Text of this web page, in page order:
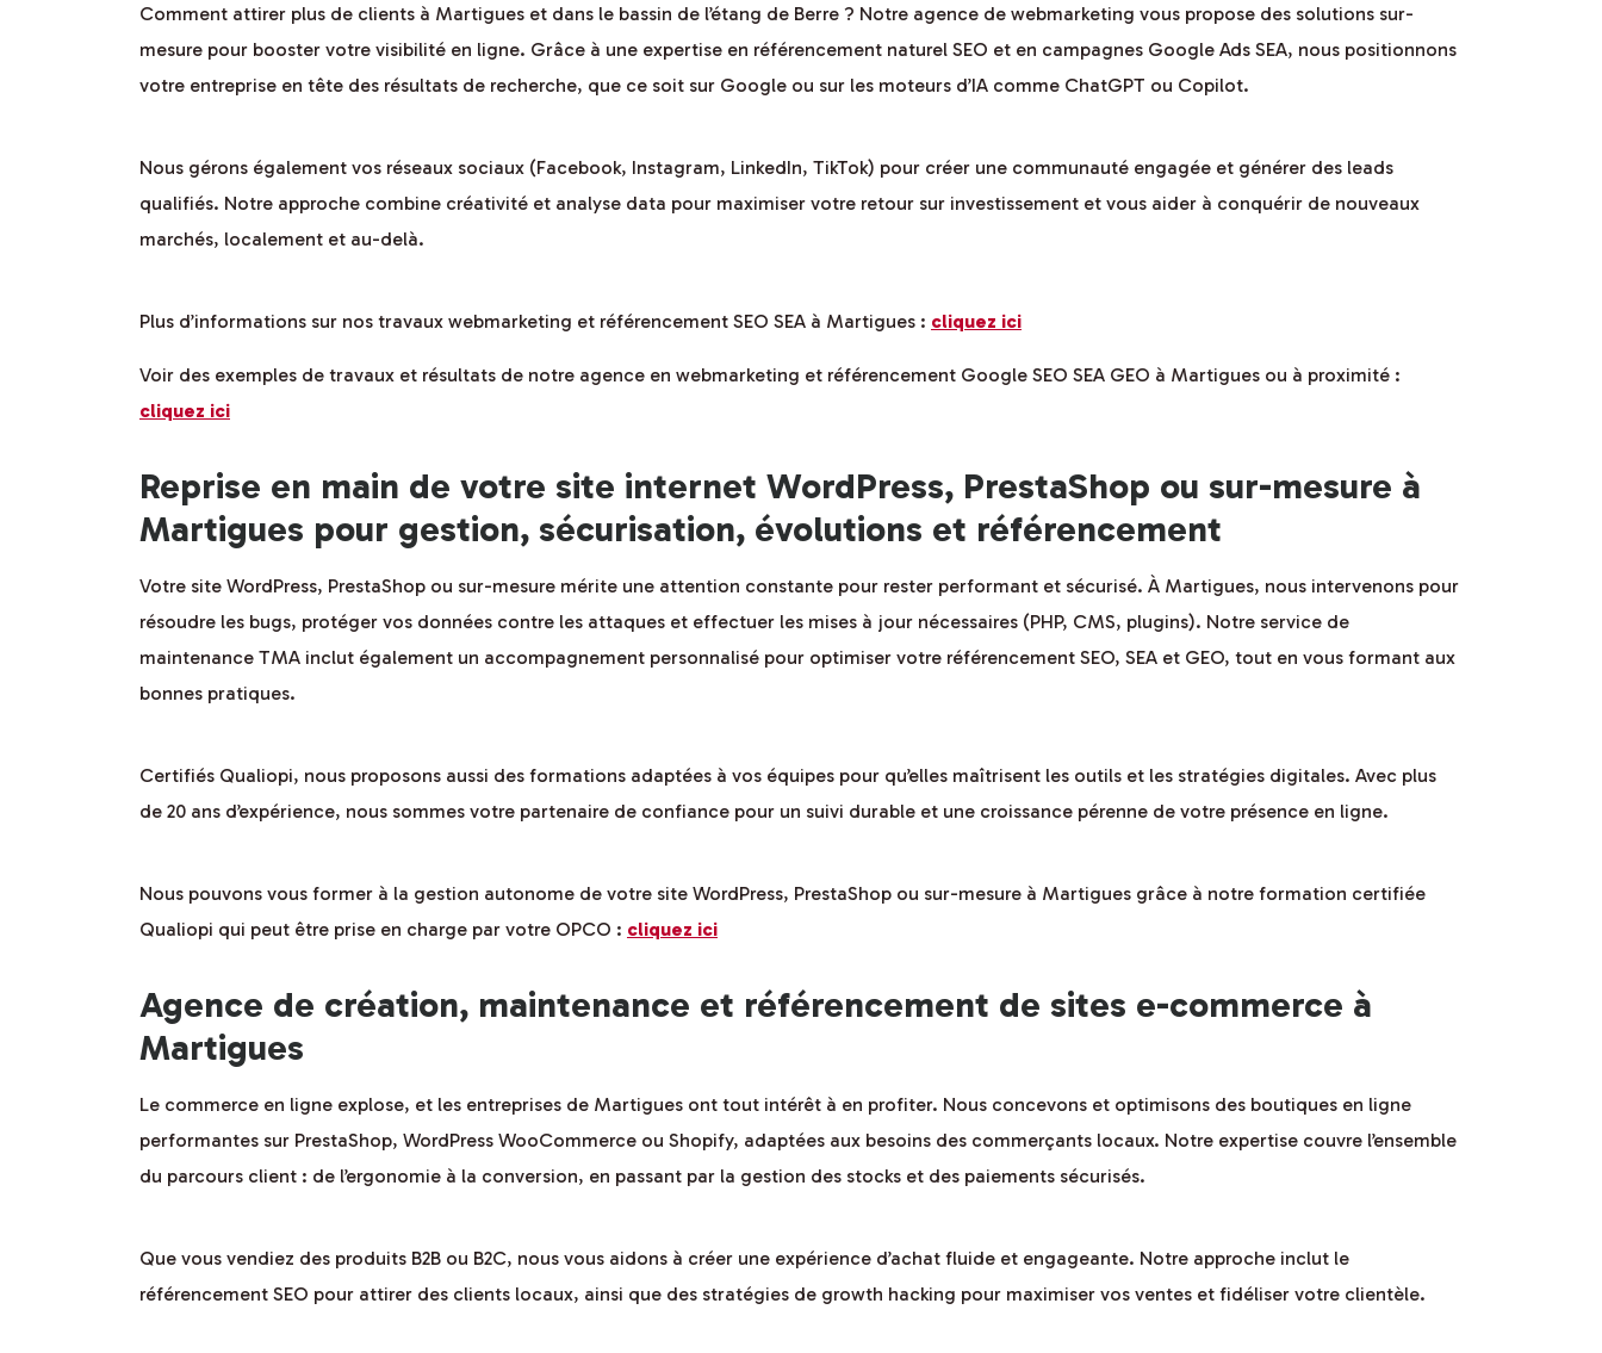
Comment attirer plus de clients à Martigues et dans le bassin de l’étang de Berre ? Notre agence de webmarketing vous propose des solutions sur-
mesure pour booster votre visibilité en ligne. Grâce à une expertise en référencement naturel SEO et en campagnes Google Ads SEA, nous positionnons
votre entreprise en tête des résultats de recherche, que ce soit sur Google ou sur les moteurs d’IA comme ChatGPT ou Copilot.
Nous gérons également vos réseaux sociaux (Facebook, Instagram, LinkedIn, TikTok) pour créer une communauté engagée et générer des leads
qualifiés. Notre approche combine créativité et analyse data pour maximiser votre retour sur investissement et vous aider à conquérir de nouveaux
marchés, localement et au-delà.
Plus d’informations sur nos travaux webmarketing et référencement SEO SEA à Martigues : cliquez ici
Voir des exemples de travaux et résultats de notre agence en webmarketing et référencement Google SEO SEA GEO à Martigues ou à proximité :
cliquez ici
Reprise en main de votre site internet WordPress, PrestaShop ou sur-mesure à
Martigues pour gestion, sécurisation, évolutions et référencement
Votre site WordPress, PrestaShop ou sur-mesure mérite une attention constante pour rester performant et sécurisé. À Martigues, nous intervenons pour
résoudre les bugs, protéger vos données contre les attaques et effectuer les mises à jour nécessaires (PHP, CMS, plugins). Notre service de
maintenance TMA inclut également un accompagnement personnalisé pour optimiser votre référencement SEO, SEA et GEO, tout en vous formant aux
bonnes pratiques.
Certifiés Qualiopi, nous proposons aussi des formations adaptées à vos équipes pour qu’elles maîtrisent les outils et les stratégies digitales. Avec plus
de 20 ans d’expérience, nous sommes votre partenaire de confiance pour un suivi durable et une croissance pérenne de votre présence en ligne.
Nous pouvons vous former à la gestion autonome de votre site WordPress, PrestaShop ou sur-mesure à Martigues grâce à notre formation certifiée
Qualiopi qui peut être prise en charge par votre OPCO : cliquez ici
Agence de création, maintenance et référencement de sites e-commerce à
Martigues
Le commerce en ligne explose, et les entreprises de Martigues ont tout intérêt à en profiter. Nous concevons et optimisons des boutiques en ligne
performantes sur PrestaShop, WordPress WooCommerce ou Shopify, adaptées aux besoins des commerçants locaux. Notre expertise couvre l’ensemble
du parcours client : de l’ergonomie à la conversion, en passant par la gestion des stocks et des paiements sécurisés.
Que vous vendiez des produits B2B ou B2C, nous vous aidons à créer une expérience d’achat fluide et engageante. Notre approche inclut le
référencement SEO pour attirer des clients locaux, ainsi que des stratégies de growth hacking pour maximiser vos ventes et fidéliser votre clientèle.